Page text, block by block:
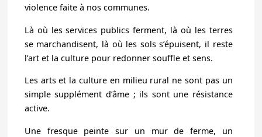
violence faite à nos communes.
Là où les services publics ferment, là où les terres
se marchandisent, là où les sols s’épuisent, il reste
l’art et la culture pour redonner souffle et sens.
Les arts et la culture en milieu rural ne sont pas un
simple supplément d’âme ; ils sont une résistance
active.
Une fresque peinte sur un mur de ferme, un